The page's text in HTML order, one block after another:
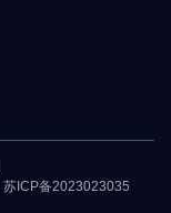
苏ICP备2023023035